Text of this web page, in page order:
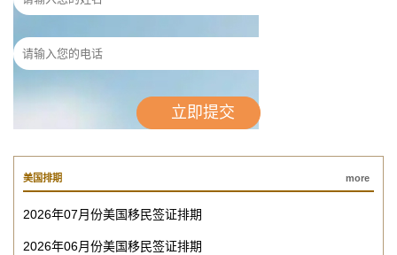
美国排期 more
2026年07月份美国移民签证排期
2026年06月份美国移民签证排期